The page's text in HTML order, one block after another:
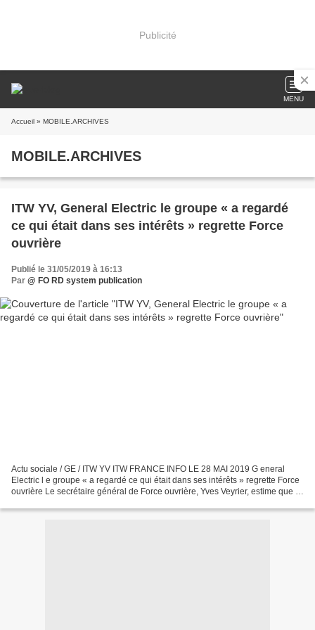
Publicité
MENU
Accueil » MOBILE.ARCHIVES
MOBILE.ARCHIVES
ITW YV, General Electric le groupe « a regardé
ce qui était dans ses intérêts » regrette Force
ouvrière
Publié le 31/05/2019 à 16:13
Par @ FO RD system publication
Actu sociale / GE / ITW YV ITW FRANCE INFO LE 28 MAI 2019 G eneral
Electric l e groupe « a regardé ce qui était dans ses intérêts » regrette Force
ouvrière Le secrétaire général de Force ouvrière, Yves Veyrier, estime que le